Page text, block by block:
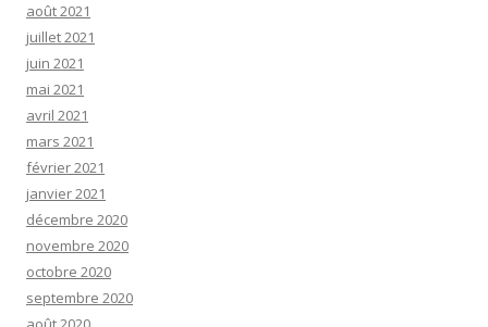
août 2021
juillet 2021
juin 2021
mai 2021
avril 2021
mars 2021
février 2021
janvier 2021
décembre 2020
novembre 2020
octobre 2020
septembre 2020